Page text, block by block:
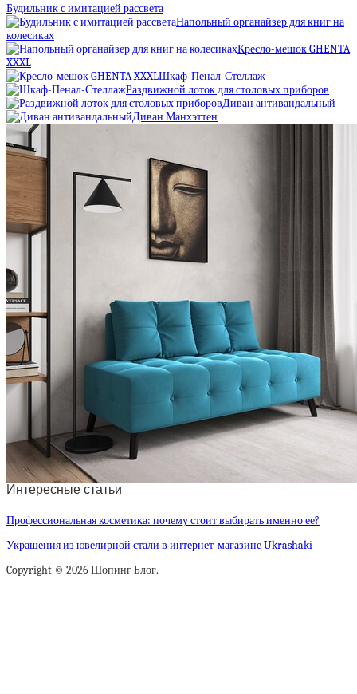
Будильник с имитацией рассвета
Напольный органайзер для книг на
колесиках
Кресло-мешок GHENTA
XXXL
Шкаф-Пенал-Стеллаж
Раздвижной лоток для столовых приборов
Диван антивандальный
Диван Манхэттен
Интересные статьи
Профессиональная косметика: почему стоит выбирать именно ее?
Украшения из ювелирной стали в интернет-магазине Ukrashaki
Copyright © 2026 Шопинг Блог.